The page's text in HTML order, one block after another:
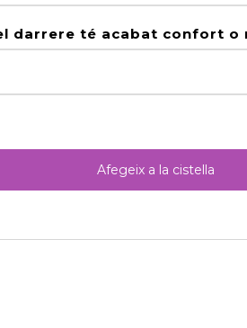
darrere té acabat confort o
Afegeix a la cistella